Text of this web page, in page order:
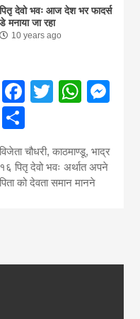
देवो भवः आज देश भर फादर्स
मनाया जा रहा
10 years ago
Facebook
Twitter
Share
विजेता चौधरी, काठमाण्डू, भाद्र
१६ पितृ देवो भवः अर्थात अपने
पिता को देवता समान मानने